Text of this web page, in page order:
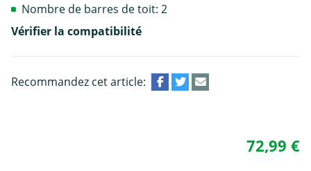
Nombre de barres de toit: 2
Vérifier la compatibilité
Recommandez cet article:
72,99 €